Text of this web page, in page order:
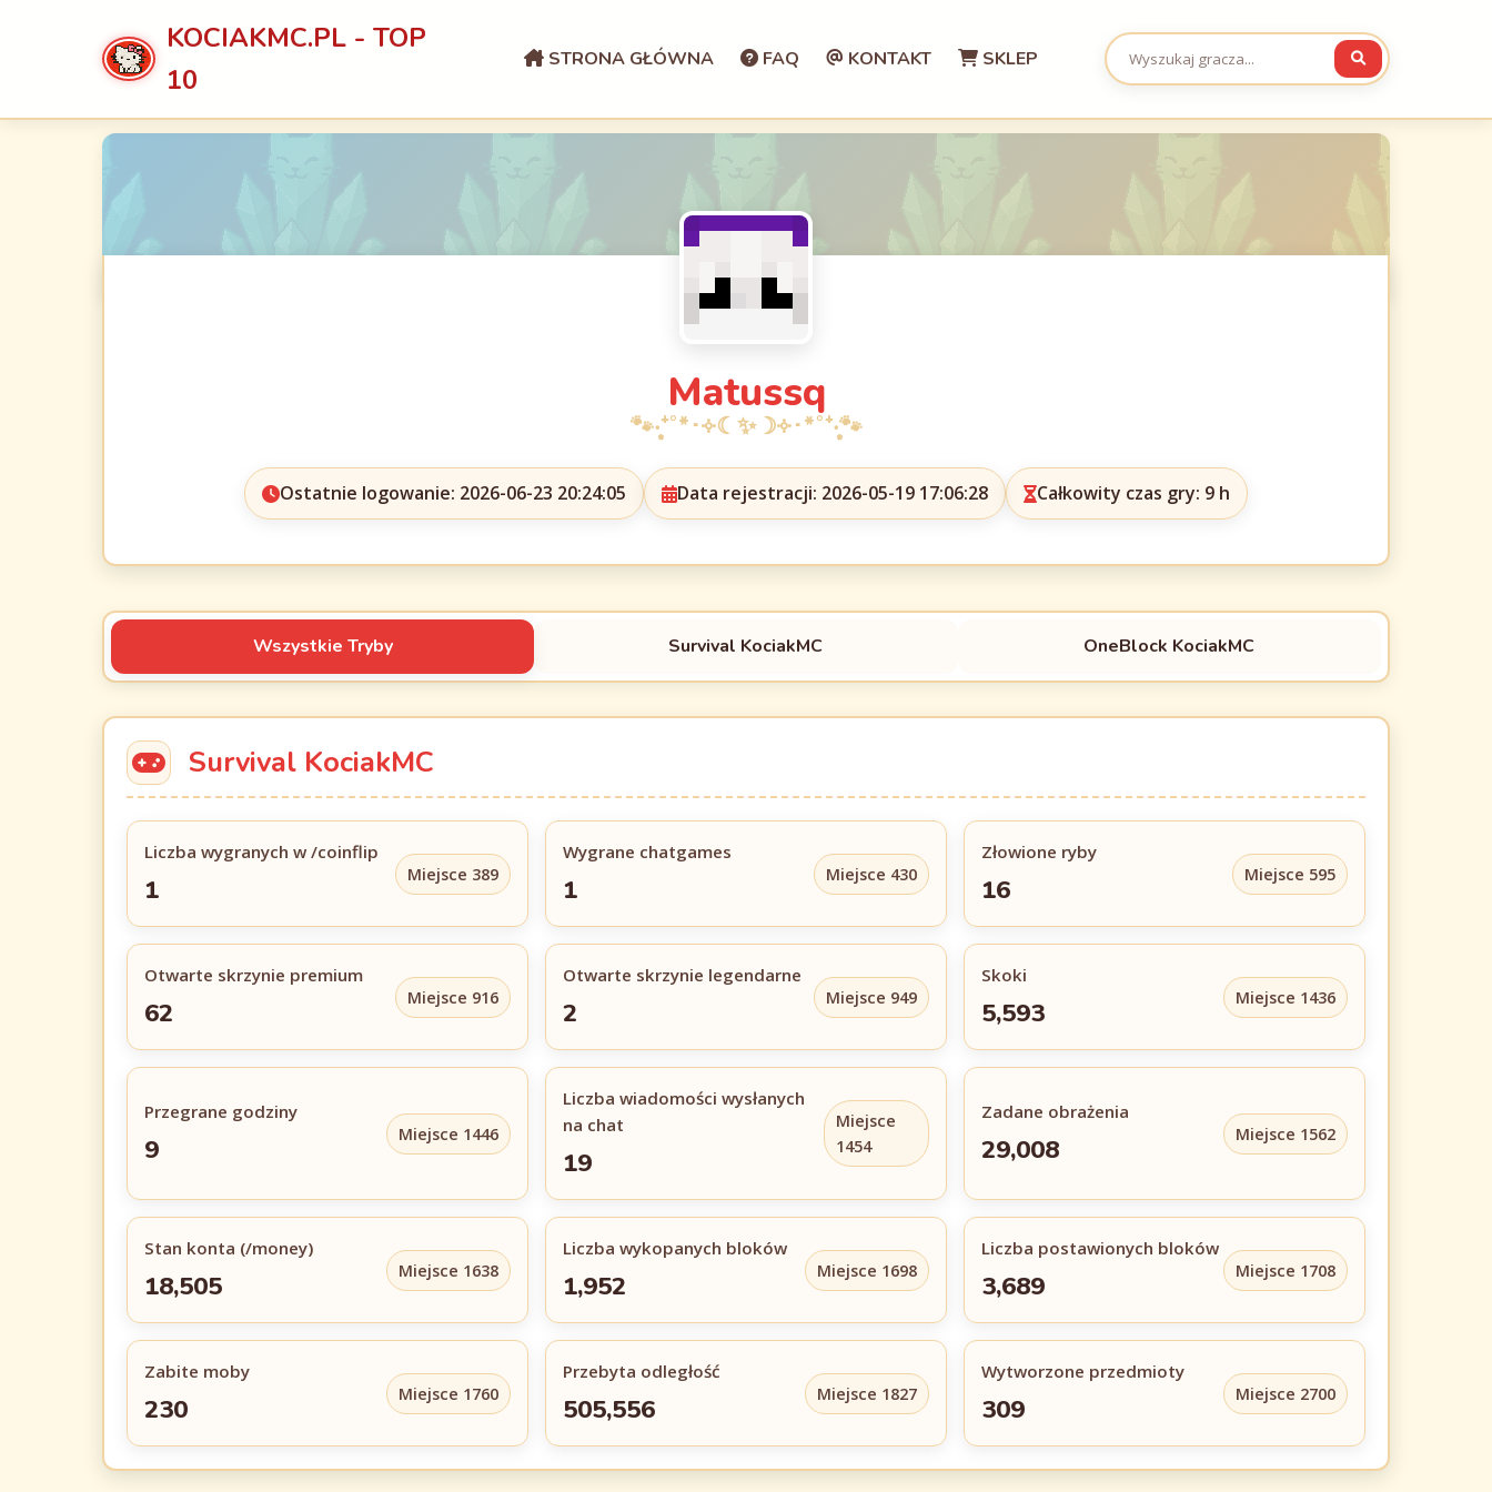
KOCIAKMC.PL - TOP
10
STRONA GŁÓWNA FAQ KONTAKT SKLEP
Matussq
Ostatnie logowanie: 2026-06-23 20:24:05 Data rejestracji: 2026-05-19 17:06:28 Całkowity czas gry: 9 h
Wszystkie Tryby Survival KociakMC OneBlock KociakMC
Survival KociakMC
Liczba wygranych w /coinflip
1 Miejsce 389
Wygrane chatgames
1 Miejsce 430
Złowione ryby
16 Miejsce 595
Otwarte skrzynie premium
62 Miejsce 916
Otwarte skrzynie legendarne
2 Miejsce 949
Skoki
5,593 Miejsce 1436
Przegrane godziny
9 Miejsce 1446
Liczba wiadomości wysłanych
na chat
19
Miejsce
1454
Zadane obrażenia
29,008 Miejsce 1562
Stan konta (/money)
18,505 Miejsce 1638
Liczba wykopanych bloków
1,952 Miejsce 1698
Liczba postawionych bloków
3,689 Miejsce 1708
Zabite moby
230 Miejsce 1760
Przebyta odległość
505,556 Miejsce 1827
Wytworzone przedmioty
309 Miejsce 2700